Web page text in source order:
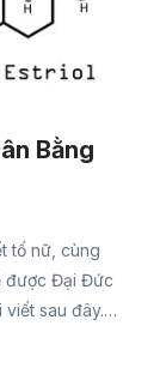
Bằng
tố nữ, cùng
được Đại Đức
viết sau đây.